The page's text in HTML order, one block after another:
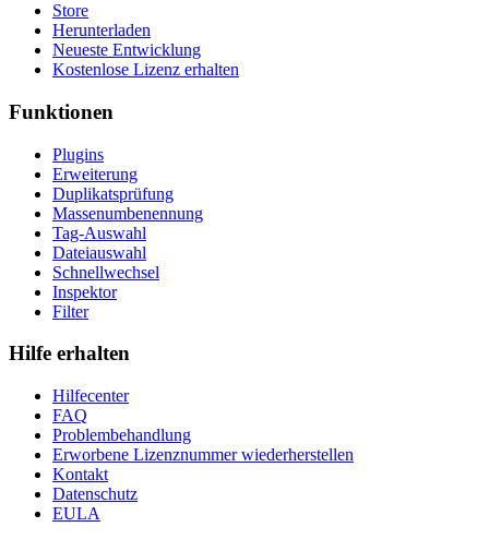
Store
Herunterladen
Neueste Entwicklung
Kostenlose Lizenz erhalten
Funktionen
Plugins
Erweiterung
Duplikatsprüfung
Massenumbenennung
Tag-Auswahl
Dateiauswahl
Schnellwechsel
Inspektor
Filter
Hilfe erhalten
Hilfecenter
FAQ
Problembehandlung
Erworbene Lizenznummer wiederherstellen
Kontakt
Datenschutz
EULA